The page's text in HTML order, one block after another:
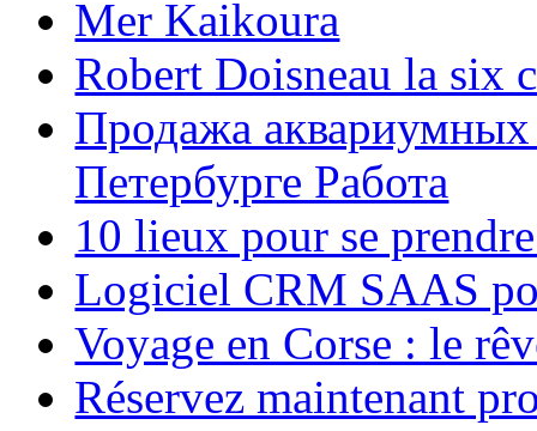
Mer Kaikoura
Robert Doisneau la six
Продажа аквариумных
Петербурге Работа
10 lieux pour se
Logiciel CRM SAAS
Voyage en Corse : le
Réservez maintenant